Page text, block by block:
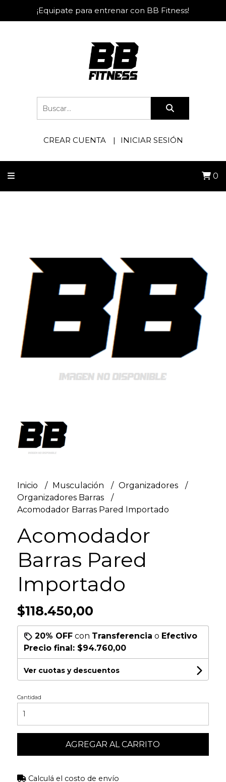
¡Equipate para entrenar con BB Fitness!
CREAR CUENTA INICIAR SESIÓN
0
Inicio Musculación
Organizadores
Organizadores Barras
Acomodador Barras Pared Importado
Acomodador
Barras Pared
Importado
$118.450,00
20% OFFcon Transferencia o Efectivo
Precio final: $94.760,00
Ver cuotas y descuentos
Cantidad
AGREGAR AL CARRITO
Calculá el costo de envío